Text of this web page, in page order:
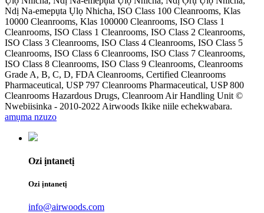
Ndị Na-emepụta Ụlọ Nhicha, ISO Class 100 Cleanrooms, Klas
10000 Cleanrooms, Klas 100000 Cleanrooms, ISO Class 1
Cleanrooms, ISO Class 1 Cleanrooms, ISO Class 2 Cleanrooms,
ISO Class 3 Cleanrooms, ISO Class 4 Cleanrooms, ISO Class 5
Cleanrooms, ISO Class 6 Cleanrooms, ISO Class 7 Cleanrooms,
ISO Class 8 Cleanrooms, ISO Class 9 Cleanrooms, Cleanrooms
Grade A, B, C, D, FDA Cleanrooms, Certified Cleanrooms
Pharmaceutical, USP 797 Cleanrooms Pharmaceutical, USP 800
Cleanrooms Hazardous Drugs, Cleanroom Air Handling Unit ©
Nwebiisinka - 2010-2022 Airwoods Ikike niile echekwabara.
amụma nzuzo
Ozi ịntanetị
Ozi ịntanetị
info@airwoods.com